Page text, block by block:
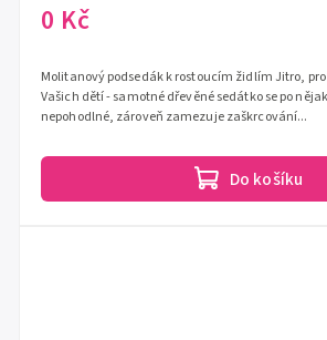
0 Kč
Do košíku
Molitanový podsedák k rostoucím židlím Jitro,
Vašich dětí - samotné dřevěné sedátko se po
nepohodlné, zároveň zamezuje zaškrcování...